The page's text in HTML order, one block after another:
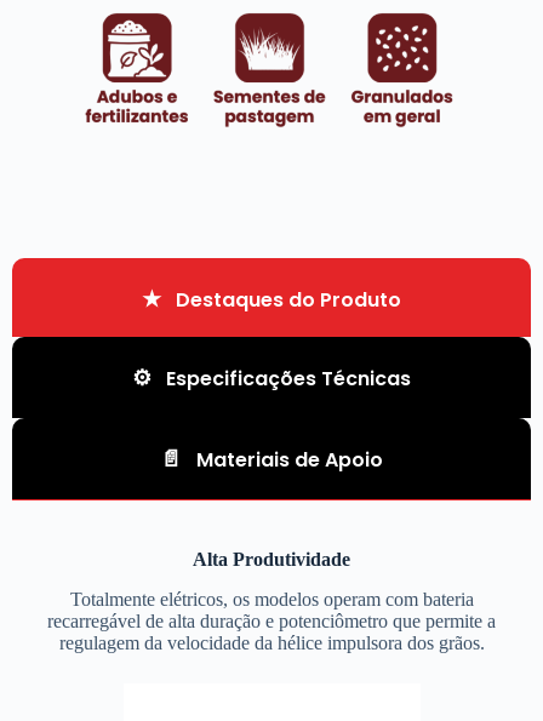
Destaques do Produto
Especificações Técnicas
Materiais de Apoio
Alta Produtividade
Totalmente elétricos, os modelos operam com bateria
recarregável de alta duração e potenciômetro que permite a
regulagem da velocidade da hélice impulsora dos grãos.